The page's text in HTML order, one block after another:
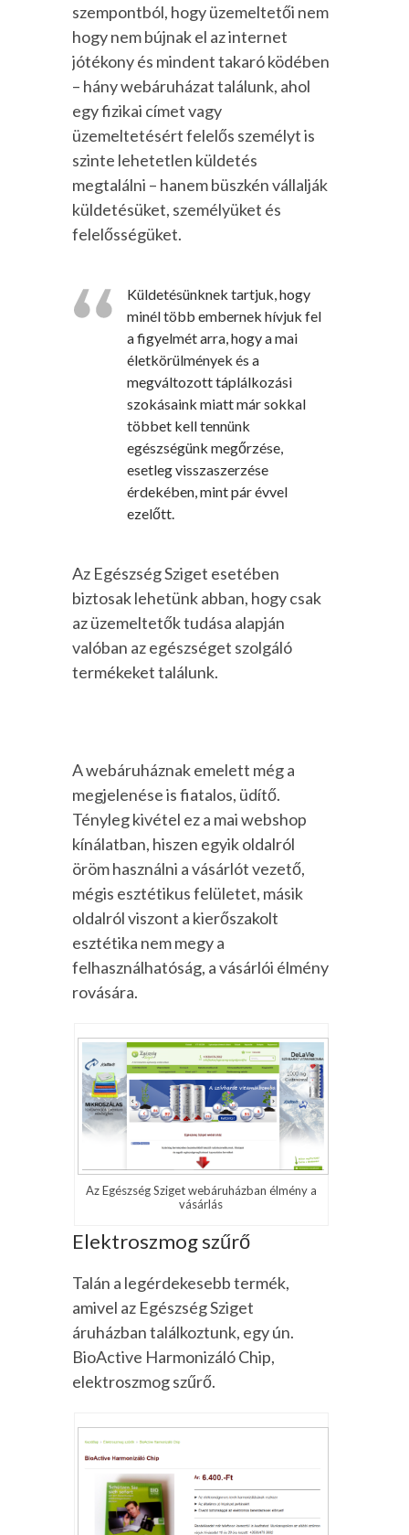
szempontból, hogy üzemeltetői nem
hogy nem bújnak el az internet
jótékony és mindent takaró ködében
– hány webáruházat találunk, ahol
egy fizikai címet vagy
üzemeltetésért felelős személyt is
szinte lehetetlen küldetés
megtalálni – hanem büszkén vállalják
küldetésüket, személyüket és
felelősségüket.
Küldetésünknek tartjuk, hogy
minél több embernek hívjuk fel
a figyelmét arra, hogy a mai
életkörülmények és a
megváltozott táplálkozási
szokásaink miatt már sokkal
többet kell tennünk
egészségünk megőrzése,
esetleg visszaszerzése
érdekében, mint pár évvel
ezelőtt.
Az Egészség Sziget esetében
biztosak lehetünk abban, hogy csak
az üzemeltetők tudása alapján
valóban az egészséget szolgáló
termékeket találunk.
A webáruháznak emelett még a
megjelenése is fiatalos, üdítő.
Tényleg kivétel ez a mai webshop
kínálatban, hiszen egyik oldalról
öröm használni a vásárlót vezető,
mégis esztétikus felületet, másik
oldalról viszont a kierőszakolt
esztétika nem megy a
felhasználhatóság, a vásárlói élmény
rovására.
Az Egészség Sziget webáruházban élmény a
vásárlás
Elektroszmog szűrő
Talán a legérdekesebb termék,
amivel az Egészség Sziget
áruházban találkoztunk, egy ún.
BioActive Harmonizáló Chip,
elektroszmog szűrő.